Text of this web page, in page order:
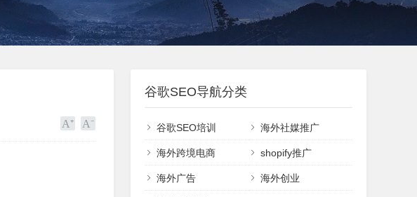
谷歌SEO导航分类
谷歌SEO培训 海外社媒推广
海外跨境电商 shopify推广
海外广告 海外创业